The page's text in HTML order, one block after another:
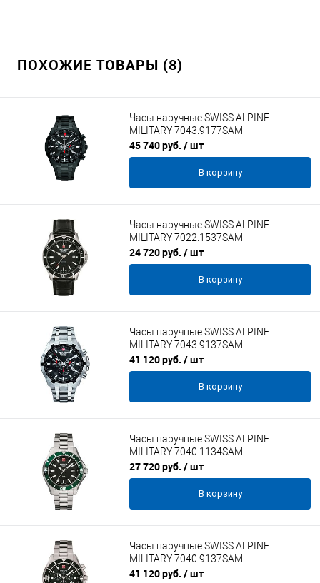
ПОХОЖИЕ ТОВАРЫ (8)
Часы наручные SWISS ALPINE
MILITARY 7043.9177SAM
45 740 руб. / шт
В корзину
Часы наручные SWISS ALPINE
MILITARY 7022.1537SAM
24 720 руб. / шт
В корзину
Часы наручные SWISS ALPINE
MILITARY 7043.9137SAM
41 120 руб. / шт
В корзину
Часы наручные SWISS ALPINE
MILITARY 7040.1134SAM
27 720 руб. / шт
В корзину
Часы наручные SWISS ALPINE
MILITARY 7040.9137SAM
41 120 руб. / шт